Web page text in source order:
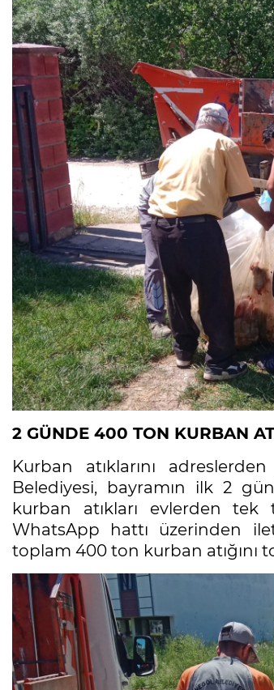
2 GÜNDE 400 TON KURBAN
Kurban atıklarını
Belediyesi, bayramın ilk 2
kurban atıkları evlerden
WhatsApp hattı üzerinden
toplam 400 ton kurban atığını
Mesele çöp değil, Bursa'nın
geleceği
Sibel BARUTCU
Ölüyor!
Uğur Ozan Özen